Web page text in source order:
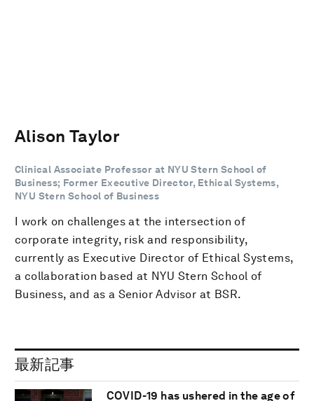
Alison Taylor
Clinical Associate Professor at NYU Stern School of
Business; Former Executive Director, Ethical Systems,
NYU Stern School of Business
I work on challenges at the intersection of
corporate integrity, risk and responsibility,
currently as Executive Director of Ethical Systems,
a collaboration based at NYU Stern School of
Business, and as a Senior Advisor at BSR.
最新記事
COVID-19 has ushered in the age of